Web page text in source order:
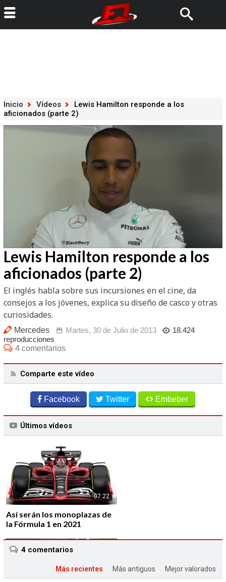
Inicio Vídeos
Lewis Hamilton responde a los
aficionados (parte 2)
/
100.00%
Lewis Hamilton responde a los
aficionados (parte 2)
El inglés habla sobre sus incursiones en el cine, da
consejos a los jóvenes, explica su diseño de casco y otras
curiosidades.
Mercedes Martes, 30 de Julio de 2013
18.424
reproducciones
4 comentarios
Comparte este vídeo
Facebook Twitter Embeber
Últimos vídeos
07:22
Así serán los monoplazas de
la Fórmula 1 en 2021
4comentarios
Más recientes Más antiguos Mejor valorados